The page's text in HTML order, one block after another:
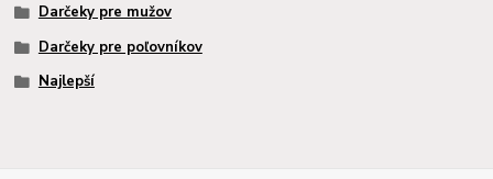
Darčeky pre mužov
Darčeky pre poľovníkov
Najlepší